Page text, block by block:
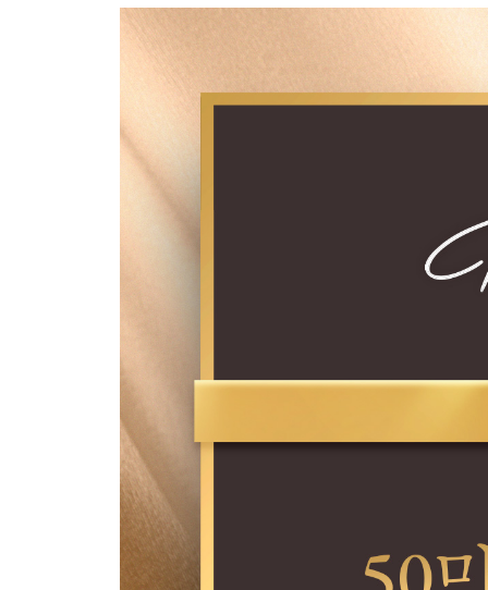
구루 스토리_비바람이 치다
21. 부의 근력을 키워라 ?
22. 아무리 애써도 여전히 불안하다면 ?
25. 인생의 변화 ?
26. 행운이 찾아오다 ?
28. 운의 법칙 ?
29. 운의 흐름을 탄 사람들 ?
30. 무의식은 알고 있다
31. ‘있음’을 입력하라
32. 상생
구루 스토리_행운의 여신